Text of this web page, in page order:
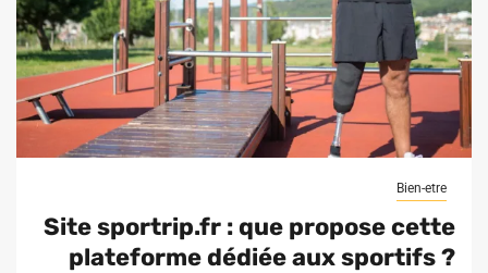
Bien-etre
Site sportrip.fr : que propose cette
plateforme dédiée aux sportifs ?